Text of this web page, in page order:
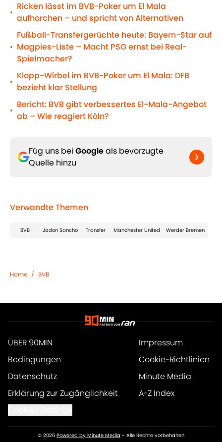
•
Ricken lässt im BVB-Poker um El Mala
aufhorchen – und spricht von Alternativen
•
Fußball-Transfergerüchte heute: Bayern-Star auf
Magpies-Liste – Macht PSG ernst bei Real-
Spielmacher?
•
Klopp-Wirbel im BVB-Poker um El Mala: DFB
bezieht klar Stellung
•
Bericht: BVB gibt verbessertes El-Mala-Angebot
ab – Wie reagiert Köln?
Füg uns bei Googleals bevorzugte
Quelle hinzu
Verwandte Themen
BVB Jadon Sancho Transfer Manchester United Werder Bremen
Home / BVB
ÜBER 90MIN
Impressum
Bedingungen
Cookie-Richtlinien
Datenschutz
Minute Media
Erklärung zur Zugänglichkeit
A-Z Index
© 2026 Powered by Minute Media - Alle Rechte vorbehalten